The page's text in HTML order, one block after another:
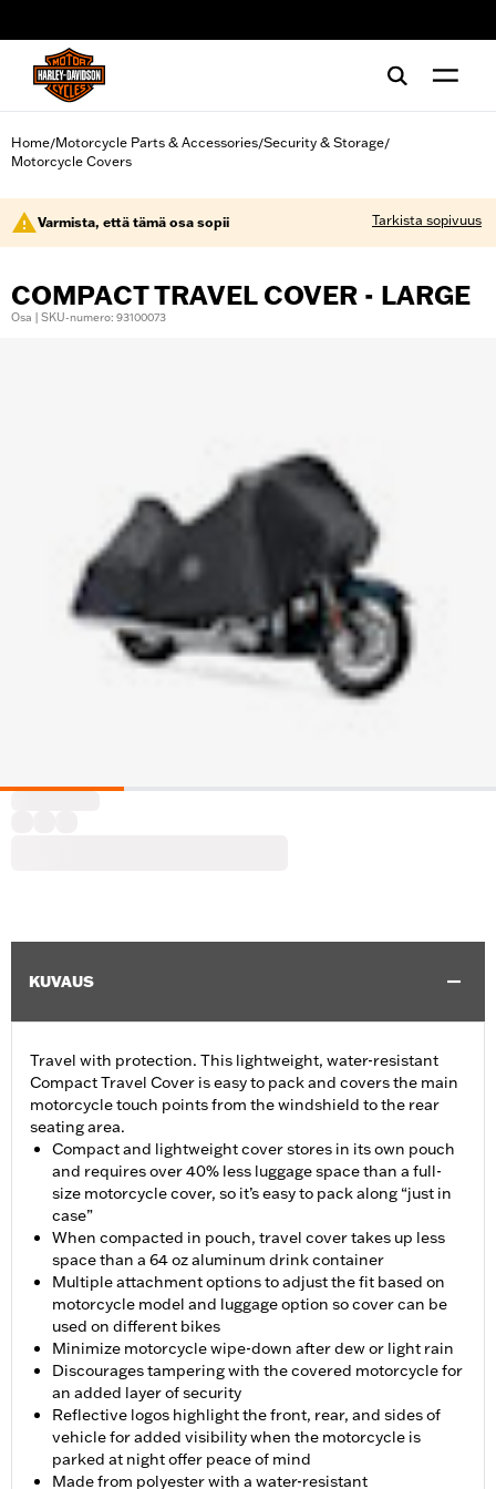
Home/Motorcycle Parts & Accessories/Security & Storage/
Motorcycle Covers
Varmista, että tämä osa sopii Tarkista sopivuus
COMPACT TRAVEL COVER - LARGE
Osa | SKU-numero: 93100073
KUVAUS
Travel with protection. This lightweight, water-resistant
Compact Travel Cover is easy to pack and covers the main
motorcycle touch points from the windshield to the rear
seating area.
Compact and lightweight cover stores in its own pouch
and requires over 40% less luggage space than a full-
size motorcycle cover, so it’s easy to pack along “just in
case”
When compacted in pouch, travel cover takes up less
space than a 64 oz aluminum drink container
Multiple attachment options to adjust the fit based on
motorcycle model and luggage option so cover can be
used on different bikes
Minimize motorcycle wipe-down after dew or light rain
Discourages tampering with the covered motorcycle for
an added layer of security
Reflective logos highlight the front, rear, and sides of
vehicle for added visibility when the motorcycle is
parked at night offer peace of mind
Made from polyester with a water-resistant